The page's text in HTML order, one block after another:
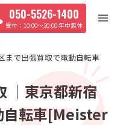
050-5526-1400
10:00〜20:00 年中無休
まで出張買取で電動自転車
｜東京都新宿
自転車[Meister